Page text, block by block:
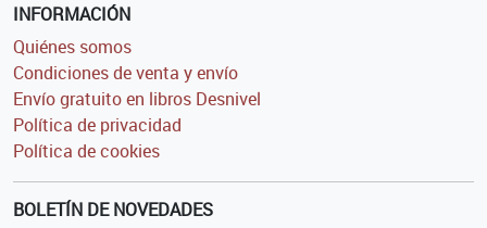
INFORMACIÓN
Quiénes somos
Condiciones de venta y envío
Envío gratuito en libros Desnivel
Política de privacidad
Política de cookies
BOLETÍN DE NOVEDADES